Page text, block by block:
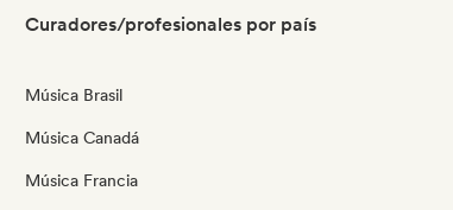
Curadores/profesionales por país
Música Brasil
Música Canadá
Música Francia